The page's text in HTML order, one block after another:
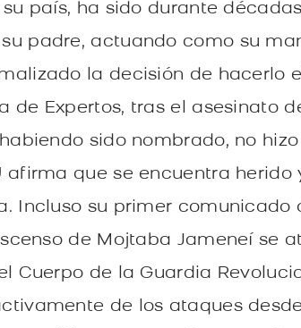
país, ha sido durante
padre, actuando como su
la decisión de hacerlo
de Expertos, tras el asesinato
sido nombrado, no
afirma que se encuentra herido
Incluso su primer comunicado
de Mojtaba Jameneí se
Cuerpo de la Guardia
de los ataques